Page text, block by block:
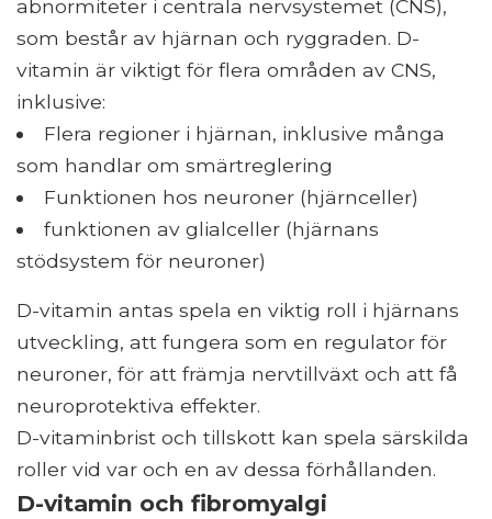
abnormiteter i centrala nervsystemet (CNS),
som består av hjärnan och ryggraden. D-
vitamin är viktigt för flera områden av CNS,
inklusive:
Flera regioner i hjärnan, inklusive många
som handlar om smärtreglering
Funktionen hos neuroner (hjärnceller)
funktionen av glialceller (hjärnans
stödsystem för neuroner)
D-vitamin antas spela en viktig roll i hjärnans
utveckling, att fungera som en regulator för
neuroner, för att främja nervtillväxt och att få
neuroprotektiva effekter.
D-vitaminbrist och tillskott kan spela särskilda
roller vid var och en av dessa förhållanden.
D-vitamin och fibromyalgi